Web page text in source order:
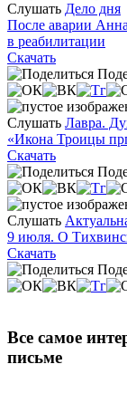
Слушать Дело дня
После аварии
в реабилитации
Скачать
Слушать Лавра.
«Икона Троицы
Скачать
Слушать
9 июля. О
Скачать
Все самое
письме